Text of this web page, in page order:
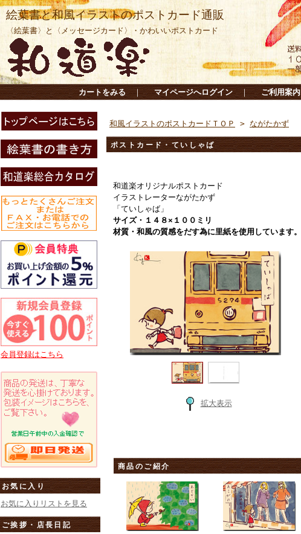
絵葉書と和風イラストのポストカード通販
〈絵葉書〉と〈メッセージカード〉・かわいいポストカード
カートをみる ｜ マイページへログイン ｜ ご利用案内
会員登録はこちら
お気に入り
お気に入りリストを見る
ご挨拶・店長日記
和風イラストのポストカードＴＯＰ > ながたかず
ポストカード・ていしゃば
和道楽オリジナルポストカード
イラストレーターながたかず
「ていしゃば」
サイズ・１４８×１００ミリ
材質・和風の質感をだす為に里紙を使用しています。
拡大表示
商品のご紹介